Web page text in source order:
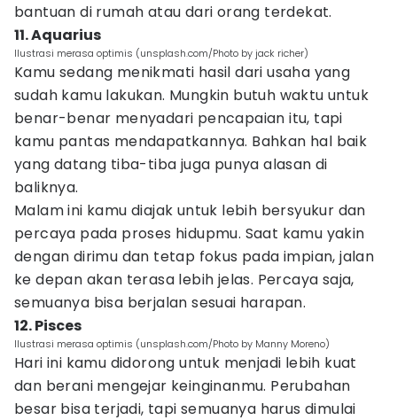
bantuan di rumah atau dari orang terdekat.
11. Aquarius
Ilustrasi merasa optimis (unsplash.com/Photo by jack richer)
Kamu sedang menikmati hasil dari usaha yang
sudah kamu lakukan. Mungkin butuh waktu untuk
benar-benar menyadari pencapaian itu, tapi
kamu pantas mendapatkannya. Bahkan hal baik
yang datang tiba-tiba juga punya alasan di
baliknya.
Malam ini kamu diajak untuk lebih bersyukur dan
percaya pada proses hidupmu. Saat kamu yakin
dengan dirimu dan tetap fokus pada impian, jalan
ke depan akan terasa lebih jelas. Percaya saja,
semuanya bisa berjalan sesuai harapan.
12. Pisces
Ilustrasi merasa optimis (unsplash.com/Photo by Manny Moreno)
Hari ini kamu didorong untuk menjadi lebih kuat
dan berani mengejar keinginanmu. Perubahan
besar bisa terjadi, tapi semuanya harus dimulai